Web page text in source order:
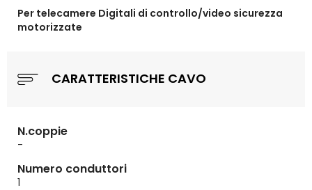
Per telecamere Digitali di controllo/video sicurezza
motorizzate
CARATTERISTICHE CAVO
N.coppie
-
Numero conduttori
1